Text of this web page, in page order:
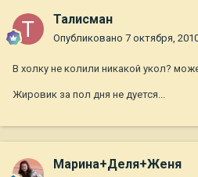
Талисман
Опубликовано 7 октября,
В холку не колили никакой укол?
Жировик за пол дня не дуется...
Марина+Деля+Женя